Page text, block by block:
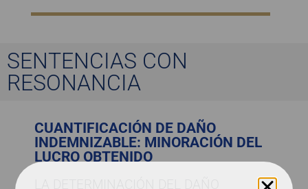
SENTENCIAS CON
RESONANCIA
CUANTIFICACIÓN DE DAÑO
INDEMNIZABLE: MINORACIÓN DEL
LUCRO OBTENIDO